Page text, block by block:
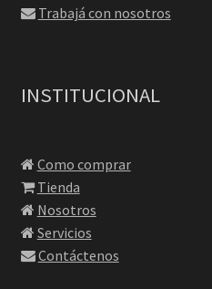
Trabajá con nosotros
INSTITUCIONAL
Como comprar
Tienda
Nosotros
Servicios
Contáctenos